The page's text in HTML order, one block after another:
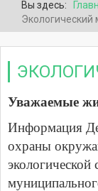
Вы здесь:
Экологический
Уважаемые
Информация
охраны
экологической